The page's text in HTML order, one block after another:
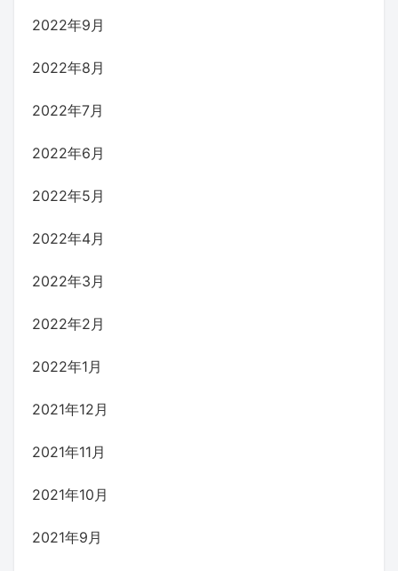
2022年9月
2022年8月
2022年7月
2022年6月
2022年5月
2022年4月
2022年3月
2022年2月
2022年1月
2021年12月
2021年11月
2021年10月
2021年9月